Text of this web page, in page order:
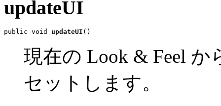
updateUI
public void updateUI ()
現在の Look & Feel
セットします。